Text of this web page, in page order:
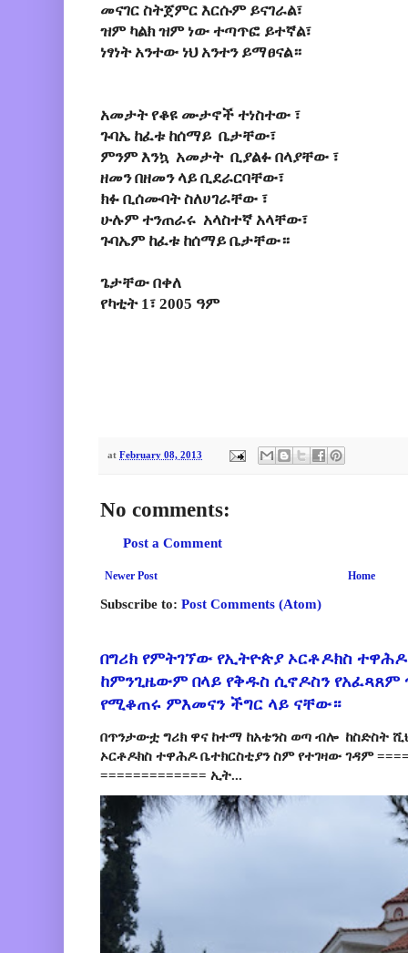
መናገር ስትጀምር እርሱም ይናገራል፣
ዝም ካልክ ዝም ነው ተጣጥፎ ይተኛል፣
ነፃነት አንተው ነህ አንተን ይማፀናል።
አመታት የቆዩ ሙታኖች ተነስተው ፣
ጉባኤ ከፈቱ ከሰማይ ቤታቸው፣
ምንም እንኳ አመታት ቢያልፉ በላያቸው ፣
ዘመን በዘመን ላይ ቢደራርባቸው፣
ክፉ ቢሰሙባት ስለሀገራቸው ፣
ሁሉም ተንጠራሩ አላስተኛ አላቸው፣
ጉባኤም ከፈቱ ከሰማይ ቤታቸው።
ጌታቸው በቀለ
የካቲት 1፣ 2005 ዓም
at February 08, 2013
No comments:
Post a Comment
Newer Post Home
Subscribe to: Post Comments (Atom)
በግሪክ የምትገኘው የኢትዮጵያ ኦርቶዶክስ
ከምንጊዜውም በላይ የቅዱስ ሲኖዶስን የአፈጻጸም
የሚቆጠሩ ምእመናን ችግር ላይ ናቸው።
በጥንታውቷ ግሪክ ዋና ከተማ ከአቴንስ ወጣ ብሎ ከስድስት
ኦርቶዶክስ ተዋሕዶ ቤተክርስቲያን ስም የተገዛው ገዳም
============= ኢት...